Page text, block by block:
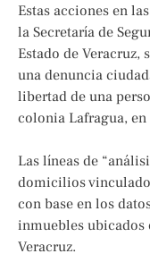
Estas acciones en
la Secretaría de
Estado de Veracruz,
una denuncia
libertad de una
colonia Lafragua,
Las líneas de
domicilios
con base en los
inmuebles ubicados
Veracruz.